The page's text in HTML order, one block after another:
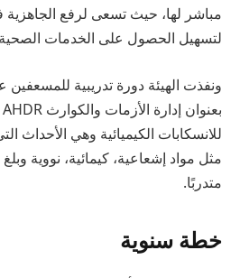
مباشر لها، حيث تسعى لرفع الجاهزية
لتسهيل الحصول على الخدمات
ونفذت الهيئة دورة تدريبية
للانسكابات الكيميائية وهي الأحداث
متدربًا.
خطة سنوية